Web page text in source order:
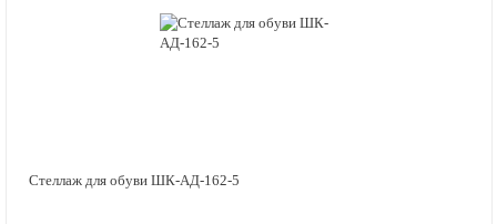
Стеллаж для обуви ШК-АД-162-5